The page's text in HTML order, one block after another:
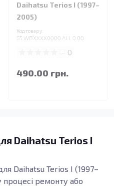
Daihatsu Terios I (1997–
2005)
Код товару:
55.WBXXXX0000.ALL.0.00
0
490.00 грн.
Daihatsu Terios I
Daihatsu Terios I (1997–
ремонту або